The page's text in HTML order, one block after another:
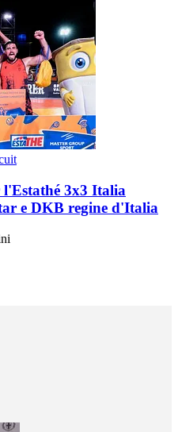
l'Estathé 3x3 Italia
e DKB regine d'Italia